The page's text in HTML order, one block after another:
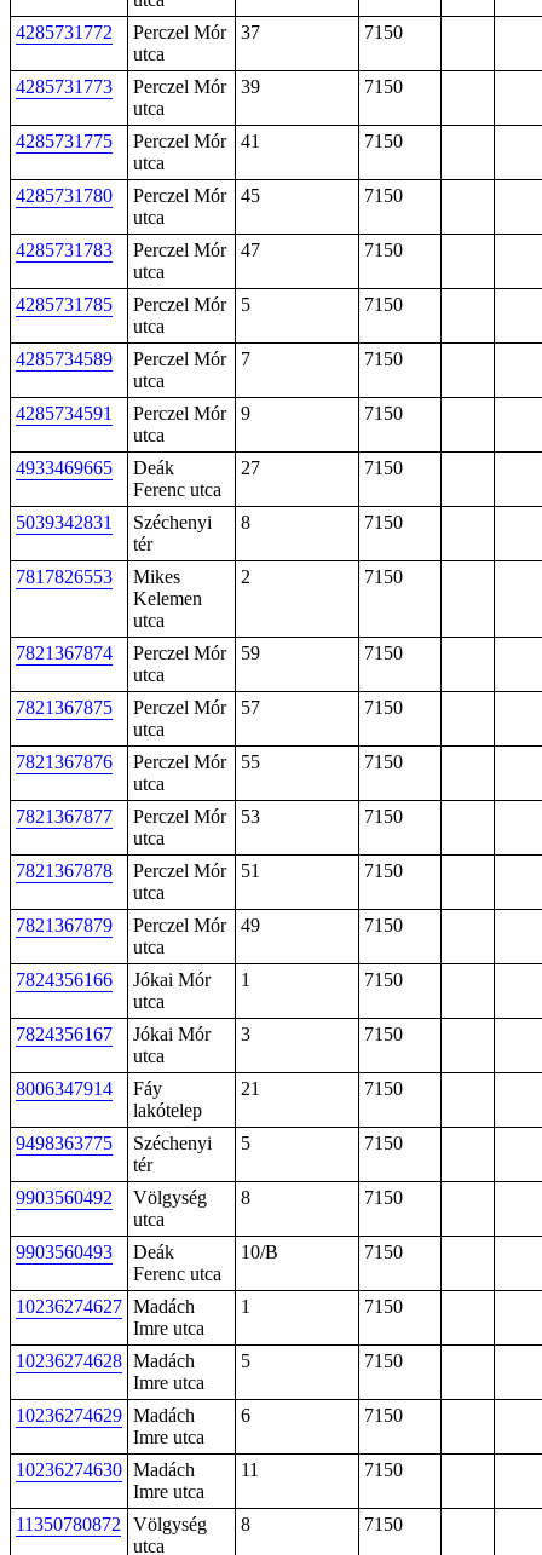
4285731772
Perczel Mór
utca
37 7150
4285731773
Perczel Mór
utca
39 7150
4285731775
Perczel Mór
utca
41 7150
4285731780
Perczel Mór
utca
45 7150
4285731783
Perczel Mór
utca
47 7150
4285731785
Perczel Mór
utca
5 7150
4285734589
Perczel Mór
utca
7 7150
4285734591
Perczel Mór
utca
9 7150
4933469665
Deák
Ferenc utca
27 7150
5039342831
Széchenyi
tér
8 7150
7817826553
Mikes
Kelemen
utca
2 7150
7821367874
Perczel Mór
utca
59 7150
7821367875
Perczel Mór
utca
57 7150
7821367876
Perczel Mór
utca
55 7150
7821367877
Perczel Mór
utca
53 7150
7821367878
Perczel Mór
utca
51 7150
7821367879
Perczel Mór
utca
49 7150
7824356166
Jókai Mór
utca
1 7150
7824356167
Jókai Mór
utca
3 7150
8006347914
Fáy
lakótelep
21 7150
9498363775
Széchenyi
tér
5 7150
9903560492
Völgység
utca
8 7150
9903560493
Deák
Ferenc utca
10/B 7150
10236274627 Madách
Imre utca
1 7150
10236274628 Madách
Imre utca
5 7150
10236274629 Madách
Imre utca
6 7150
10236274630 Madách
Imre utca
11 7150
11350780872
Völgység
utca
8 7150